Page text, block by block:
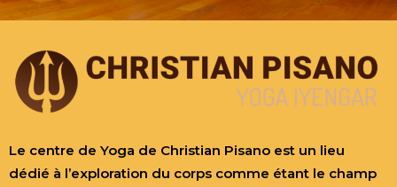
Le centre de Yoga de Christian Pisano est un lieu
dédié à l’exploration du corps comme étant le champ